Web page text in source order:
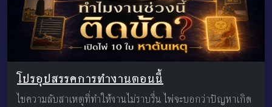
โปรอุปสรรคการทำงานตอนนี้
ไขความลับสาเหตุที่ทำให้งานไม่ราบรื่น ไพ่จะบอกว่าปัญหาเกิด